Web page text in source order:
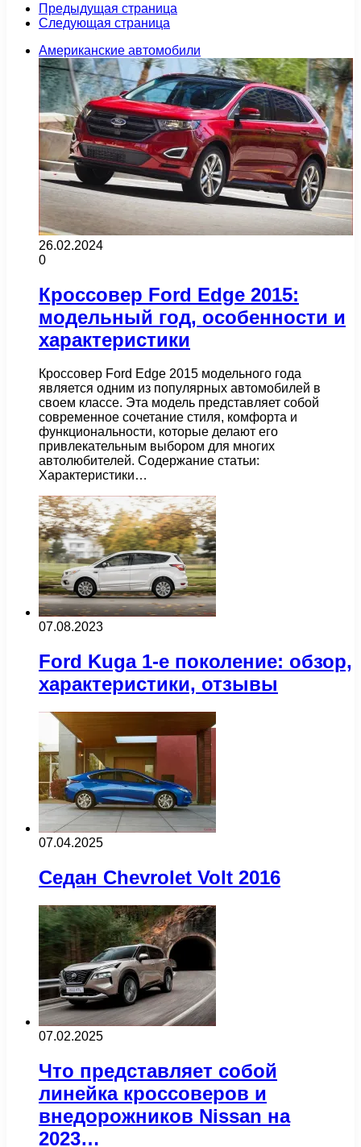
Предыдущая страница
Следующая страница
Американские автомобили
26.02.2024
0
Кроссовер Ford Edge 2015:
модельный год, особенности и
характеристики
Кроссовер Ford Edge 2015 модельного года
является одним из популярных автомобилей в
своем классе. Эта модель представляет собой
современное сочетание стиля, комфорта и
функциональности, которые делают его
привлекательным выбором для многих
автолюбителей. Содержание статьи:
Характеристики…
07.08.2023
Ford Kuga 1-е поколение: обзор,
характеристики, отзывы
07.04.2025
Седан Chevrolet Volt 2016
07.02.2025
Что представляет собой
линейка кроссоверов и
внедорожников Nissan на
2023…